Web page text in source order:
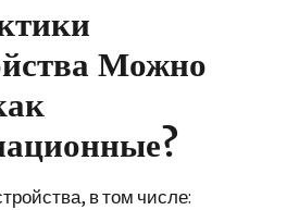
Можно
в том числе: